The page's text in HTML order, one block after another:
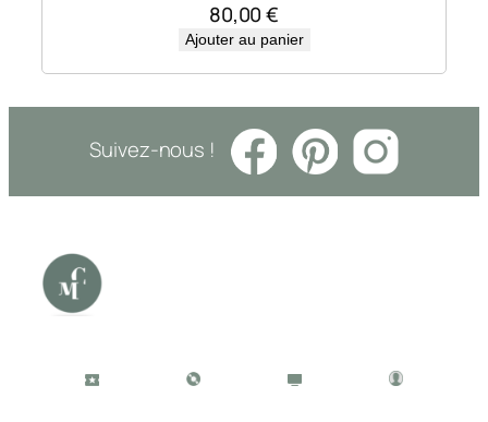
80,00€
Ajouter au panier
Suivez-nous !